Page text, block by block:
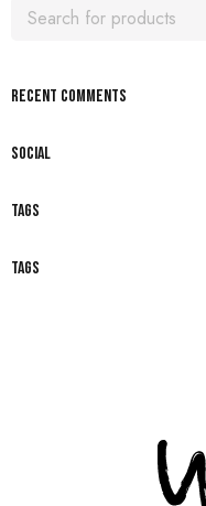
RECENT COMMENTS
SOCIAL
TAGS
TAGS